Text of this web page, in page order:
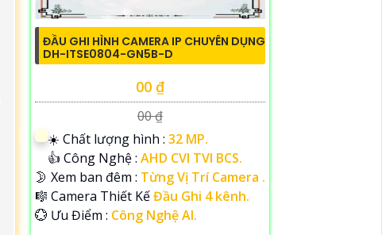
ĐẦU GHI HÌNH CAMERA IP CHUYÊN DỤNG
DH-ITSE0804-GN5B-D
00 ₫
00 ₫
☀️ Chất lượng hình : 32 MP.
👍 Công Nghệ : AHD CVI TVI BCS.
🌛 Xem ban đêm : Từng Vị Trí Camera .
🎼️ Camera Thiết KếĐầu Ghi 4 kênh.
️💮 Ưu Điểm : Công Nghệ AI.